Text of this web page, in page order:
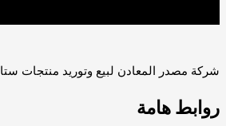
شركة مصدر المعادن لبيع وتوريد منتجات
روابط هامة